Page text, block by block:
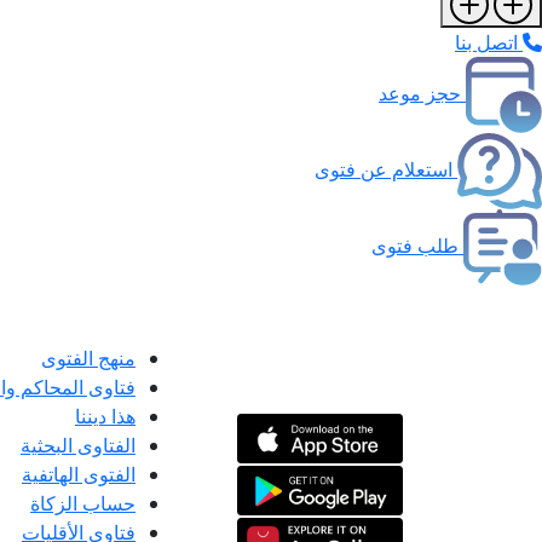
اتصل بنا
حجز موعد
استعلام عن فتوى
طلب فتوى
منهج الفتوى
فتاوى المحاكم
هذا ديننا
الفتاوى البحثية
الفتوى الهاتفية
حساب الزكاة
فتاوى الأقليات